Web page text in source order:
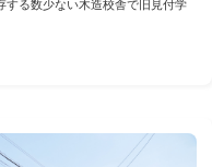
る数少ない木造校舎で旧見付学